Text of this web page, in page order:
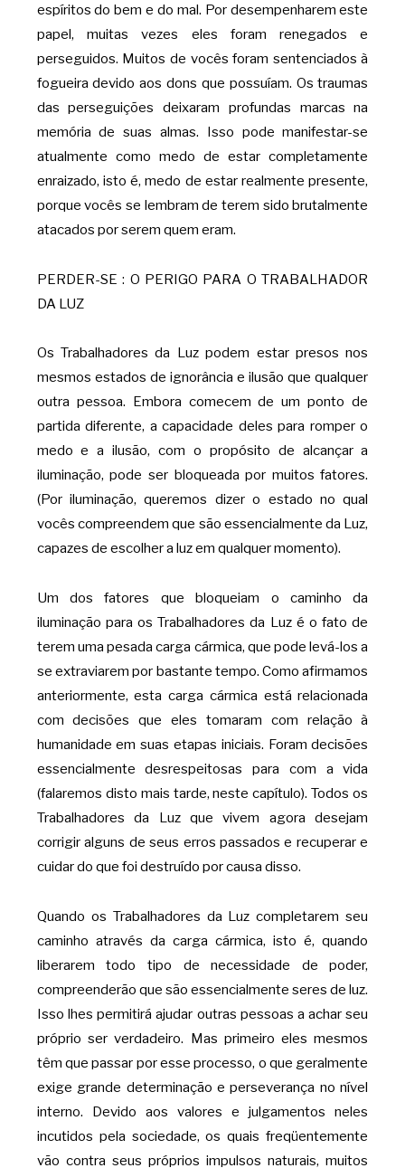
espíritos do bem e do mal. Por desempenharem este
papel, muitas vezes eles foram renegados e
perseguidos. Muitos de vocês foram sentenciados à
fogueira devido aos dons que possuíam. Os traumas
das perseguições deixaram profundas marcas na
memória de suas almas. Isso pode manifestar-se
atualmente como medo de estar completamente
enraizado, isto é, medo de estar realmente presente,
porque vocês se lembram de terem sido brutalmente
atacados por serem quem eram.
PERDER-SE : O PERIGO PARA O TRABALHADOR
DA LUZ
Os Trabalhadores da Luz podem estar presos nos
mesmos estados de ignorância e ilusão que qualquer
outra pessoa. Embora comecem de um ponto de
partida diferente, a capacidade deles para romper o
medo e a ilusão, com o propósito de alcançar a
iluminação, pode ser bloqueada por muitos fatores.
(Por iluminação, queremos dizer o estado no qual
vocês compreendem que são essencialmente da Luz,
capazes de escolher a luz em qualquer momento).
Um dos fatores que bloqueiam o caminho da
iluminação para os Trabalhadores da Luz é o fato de
terem uma pesada carga cármica, que pode levá-los a
se extraviarem por bastante tempo. Como afirmamos
anteriormente, esta carga cármica está relacionada
com decisões que eles tomaram com relação à
humanidade em suas etapas iniciais. Foram decisões
essencialmente desrespeitosas para com a vida
(falaremos disto mais tarde, neste capítulo). Todos os
Trabalhadores da Luz que vivem agora desejam
corrigir alguns de seus erros passados e recuperar e
cuidar do que foi destruído por causa disso.
Quando os Trabalhadores da Luz completarem seu
caminho através da carga cármica, isto é, quando
liberarem todo tipo de necessidade de poder,
compreenderão que são essencialmente seres de luz.
Isso lhes permitirá ajudar outras pessoas a achar seu
próprio ser verdadeiro. Mas primeiro eles mesmos
têm que passar por esse processo, o que geralmente
exige grande determinação e perseverança no nível
interno. Devido aos valores e julgamentos neles
incutidos pela sociedade, os quais freqüentemente
vão contra seus próprios impulsos naturais, muitos